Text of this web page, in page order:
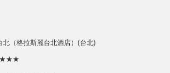
（格拉斯麗台北酒店）(台北)